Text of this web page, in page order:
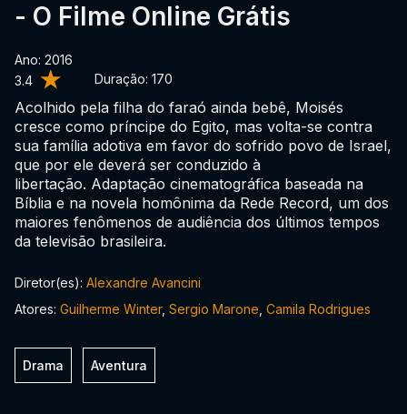
3.4 Duração: 170
- O Filme Online Grátis
Ano: 2016
Acolhido pela filha do faraó ainda bebê, Moisés
cresce como príncipe do Egito, mas volta-se contra
sua família adotiva em favor do sofrido povo de Israel,
que por ele deverá ser conduzido à
libertação. Adaptação cinematográfica baseada na
Bíblia e na novela homônima da Rede Record, um dos
maiores fenômenos de audiência dos últimos tempos
da televisão brasileira.
Diretor(es): Alexandre Avancini
Atores: Guilherme Winter, Sergio Marone Camila Rodrigues
Drama Aventura